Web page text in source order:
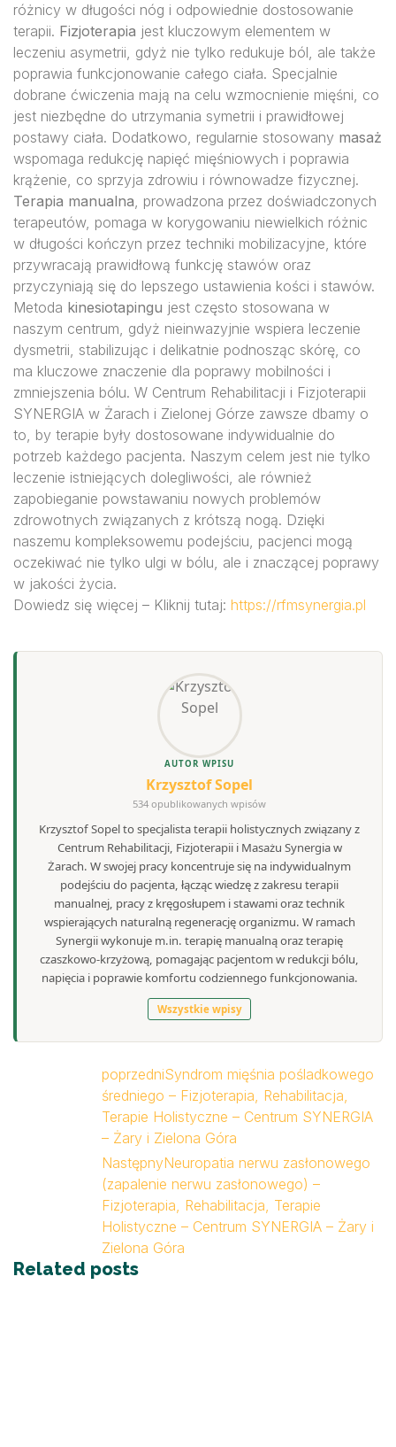
różnicy w długości nóg i odpowiednie dostosowanie
terapii. Fizjoterapia jest kluczowym elementem w
leczeniu asymetrii, gdyż nie tylko redukuje ból, ale także
poprawia funkcjonowanie całego ciała. Specjalnie
dobrane ćwiczenia mają na celu wzmocnienie mięśni, co
jest niezbędne do utrzymania symetrii i prawidłowej
postawy ciała. Dodatkowo, regularnie stosowany masaż
wspomaga redukcję napięć mięśniowych i poprawia
krążenie, co sprzyja zdrowiu i równowadze fizycznej.
Terapia manualna, prowadzona przez doświadczonych
terapeutów, pomaga w korygowaniu niewielkich różnic
w długości kończyn przez techniki mobilizacyjne, które
przywracają prawidłową funkcję stawów oraz
przyczyniają się do lepszego ustawienia kości i stawów.
Metoda kinesiotapingu jest często stosowana w
naszym centrum, gdyż nieinwazyjnie wspiera leczenie
dysmetrii, stabilizując i delikatnie podnosząc skórę, co
ma kluczowe znaczenie dla poprawy mobilności i
zmniejszenia bólu. W Centrum Rehabilitacji i Fizjoterapii
SYNERGIA w Żarach i Zielonej Górze zawsze dbamy o
to, by terapie były dostosowane indywidualnie do
potrzeb każdego pacjenta. Naszym celem jest nie tylko
leczenie istniejących dolegliwości, ale również
zapobieganie powstawaniu nowych problemów
zdrowotnych związanych z krótszą nogą. Dzięki
naszemu kompleksowemu podejściu, pacjenci mogą
oczekiwać nie tylko ulgi w bólu, ale i znaczącej poprawy
w jakości życia.
Dowiedz się więcej – Kliknij tutaj: https://rfmsynergia.pl
AUTOR WPISU
Krzysztof Sopel
534 opublikowanych wpisów
Krzysztof Sopel to specjalista terapii holistycznych związany z
Centrum Rehabilitacji, Fizjoterapii i Masażu Synergia w
Żarach. W swojej pracy koncentruje się na indywidualnym
podejściu do pacjenta, łącząc wiedzę z zakresu terapii
manualnej, pracy z kręgosłupem i stawami oraz technik
wspierających naturalną regenerację organizmu. W ramach
Synergii wykonuje m.in. terapię manualną oraz terapię
czaszkowo-krzyżową, pomagając pacjentom w redukcji bólu,
napięcia i poprawie komfortu codziennego funkcjonowania.
Wszystkie wpisy
poprzedniSyndrom mięśnia pośladkowego
średniego – Fizjoterapia, Rehabilitacja,
Terapie Holistyczne – Centrum SYNERGIA
– Żary i Zielona Góra
NastępnyNeuropatia nerwu zasłonowego
(zapalenie nerwu zasłonowego) –
Fizjoterapia, Rehabilitacja, Terapie
Holistyczne – Centrum SYNERGIA – Żary i
Zielona Góra
Related posts